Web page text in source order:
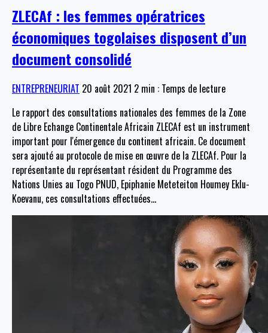
ZLECAf : les femmes opératrices
économiques togolaises disposent d’un
document consolidé
ENTREPRENEURIAT 20 août 2021 2 min : Temps de lecture
Le rapport des consultations nationales des femmes de la Zone
de Libre Echange Continentale Africain ZLECAf est un instrument
important pour l'émergence du continent africain. Ce document
sera ajouté au protocole de mise en œuvre de la ZLECAf. Pour la
représentante du représentant résident du Programme des
Nations Unies au Togo PNUD, Epiphanie Meteteiton Houmey Eklu-
Koevanu, ces consultations effectuées…